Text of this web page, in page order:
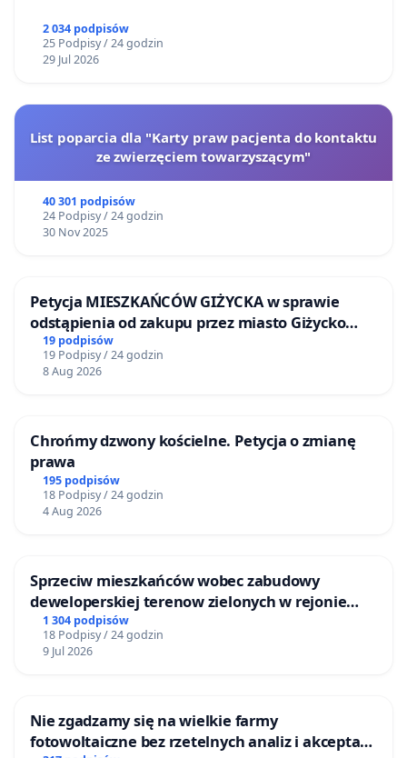
2 034 podpisów
25 Podpisy / 24 godzin
29 Jul 2026
List poparcia dla "Karty praw pacjenta do kontaktu
ze zwierzęciem towarzyszącym"
40 301 podpisów
24 Podpisy / 24 godzin
30 Nov 2025
Petycja MIESZKAŃCÓW GIŻYCKA w sprawie
odstąpienia od zakupu przez miasto Giżycko
nieruchomości położonej nad jeziorem Niegocin
19 podpisów
19 Podpisy / 24 godzin
8 Aug 2026
Chrońmy dzwony kościelne. Petycja o zmianę
prawa
195 podpisów
18 Podpisy / 24 godzin
4 Aug 2026
Sprzeciw mieszkańców wobec zabudowy
deweloperskiej terenow zielonych w rejonie
Bulwarów Straceńskich w Bielsku-Białej
1 304 podpisów
18 Podpisy / 24 godzin
9 Jul 2026
Nie zgadzamy się na wielkie farmy
fotowoltaiczne bez rzetelnych analiz i akceptacji